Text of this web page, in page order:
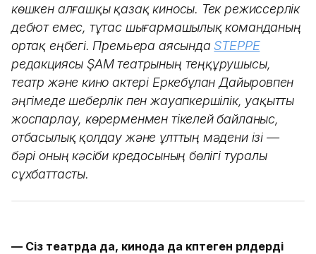
көшкен алғашқы қазақ киносы. Тек режиссерлік
дебют емес, тұтас шығармашылық команданың
ортақ еңбегі. Премьера аясында STEPPE
редакциясы ŞAM театрының теңқұрушысы,
театр және кино актері Еркебұлан Дайыровпен
әңгімеде шеберлік пен жауапкершілік, уақытты
жоспарлау, көрерменмен тікелей байланыс,
отбасылық қолдау және ұлттың мәдени ізі —
бәрі оның кәсіби кредосының бөлігі туралы
сұхбаттасты.
— Сіз театрда да, кинода да көптеген рөлдерді